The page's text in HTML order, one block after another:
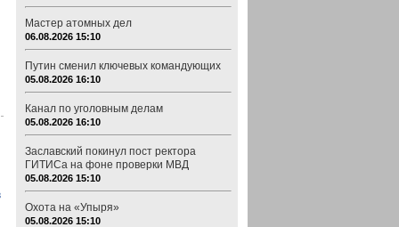
Мастер атомных дел
06.08.2026 15:10
Путин сменил ключевых командующих
05.08.2026 16:10
Канал по уголовным делам
05.08.2026 16:10
Заславский покинул пост ректора
ГИТИСа на фоне проверки МВД
05.08.2026 15:10
Охота на «Упыря»
05.08.2026 15:10